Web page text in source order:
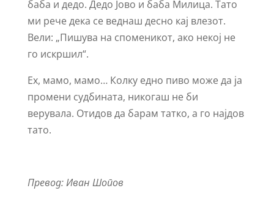
баба и дедо. Дедо Јово и баба Милица. Тато
ми рече дека се веднаш десно кај влезот.
Вели: „Пишува на споменикот, ако некој не
го искршил“.
Ех, мамо, мамо… Колку едно пиво може да ја
промени судбината, никогаш не би
верувала. Отидов да барам татко, а го најдов
тато.
Превод: Иван Шопов